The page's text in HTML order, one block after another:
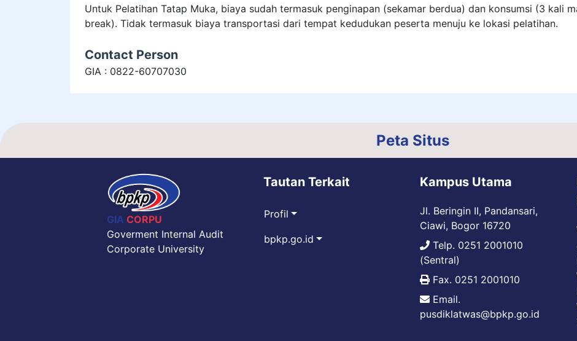
Untuk Pelatihan Tatap Muka, biaya sudah termasuk penginapan (sekamar berdua) dan konsumsi (3 kali
break). Tidak termasuk biaya transportasi dari tempat kedudukan peserta menuju ke lokasi pelatihan.
Contact Person
GIA : 0822-60707030
Peta Situs
GIA CORPU
Goverment Internal Audit
Corporate University
Tautan Terkait
Profil
bpkp.go.id
Kampus Utama
Jl. Beringin II, Pandansari,
Ciawi, Bogor 16720
Telp. 0251 2001010
(Sentral)
Fax. 0251 2001010
Email.
pusdiklatwas@bpkp.go.id